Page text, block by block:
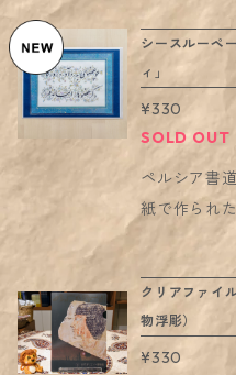
てください
封筒に入れ
す ▶︎ 柄は下記。価格は1枚ごとの価格です。
写真2枚目
200～前
ソポタミア
（ウジャト
写真5枚目
世紀頃 写真
ス） ガンダ
ブウシ土偶
ーン地方、
使用された
れた円筒状
を捺すことができま
チャンネル
fR2usHFE
ム）で、柔
ながら、イ
くペルシア
道と似て、
「書芸術」
のイランの
和紙に書い
（タズヒー
様・枠は金
す。 書家に
もとにトー
書：角田ひ
シースルーペ
ィ」
¥330
SOLD OUT
ペルシア書
紙で作られたペ
が、手触り
れた紙がう
（写真1・2
ています。
ころ。販売
クリアファイ
物浮彫）
¥330